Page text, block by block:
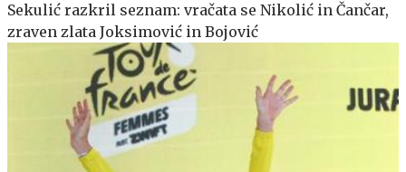
Sekulić razkril seznam: vračata se Nikolić in Čančar,
zraven zlata Joksimović in Bojović